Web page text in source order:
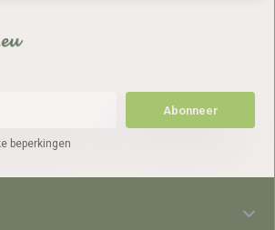
Abonneer
beperkingen